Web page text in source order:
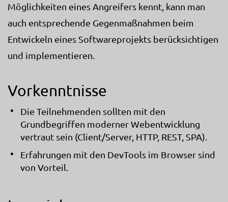
Möglichkeiten eines Angreifers kennt, kann man
auch entsprechende Gegenmaßnahmen beim
Entwickeln eines Softwareprojekts berücksichtigen
und implementieren.
Vorkenntnisse
Die Teilnehmenden sollten mit den
Grundbegriffen moderner Webentwicklung
vertraut sein (Client/Server, HTTP, REST, SPA).
Erfahrungen mit den DevTools im Browser sind
von Vorteil.